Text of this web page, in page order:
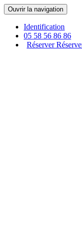
Ouvrir la navigation
Identification
05 58 56 86 86
Réserver
Panneau de gestion des